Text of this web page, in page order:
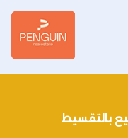
بالتقسيط